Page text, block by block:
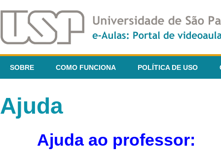
SOBRE COMO FUNCIONA POLÍTICA DE USO
Ajuda
Ajuda ao professor: